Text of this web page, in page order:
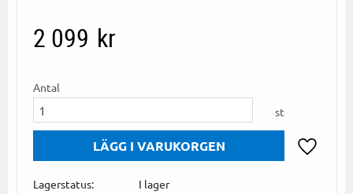
2 099 kr
Antal
st
Lagerstatus
I lager